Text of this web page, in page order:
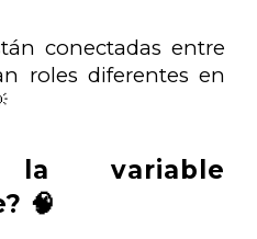
conectadas entre
roles diferentes en
variable
🧠